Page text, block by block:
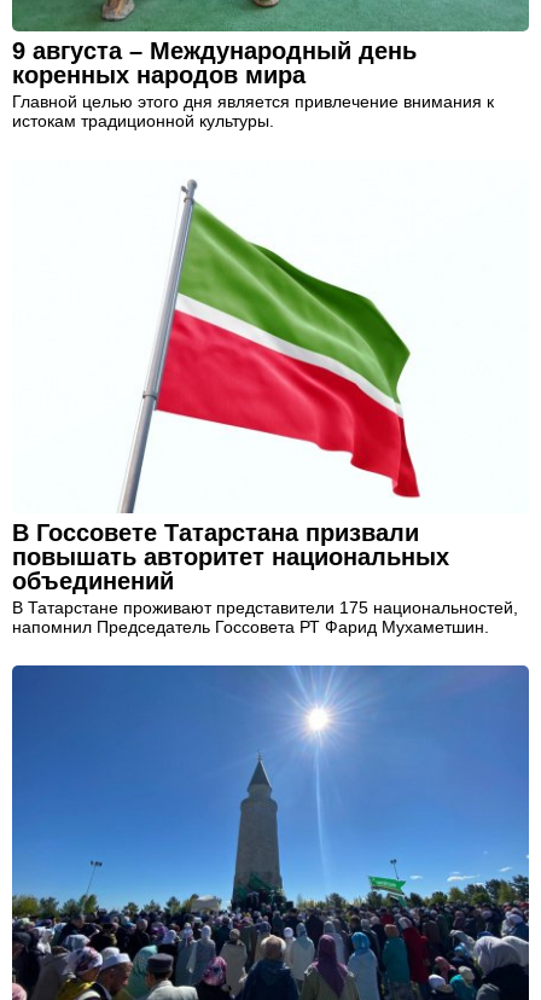
9 августа – Международный день
коренных народов мира
Главной целью этого дня является привлечение внимания к
истокам традиционной культуры.
В Госсовете Татарстана призвали
повышать авторитет национальных
объединений
В Татарстане проживают представители 175 национальностей,
напомнил Председатель Госсовета РТ Фарид Мухаметшин.